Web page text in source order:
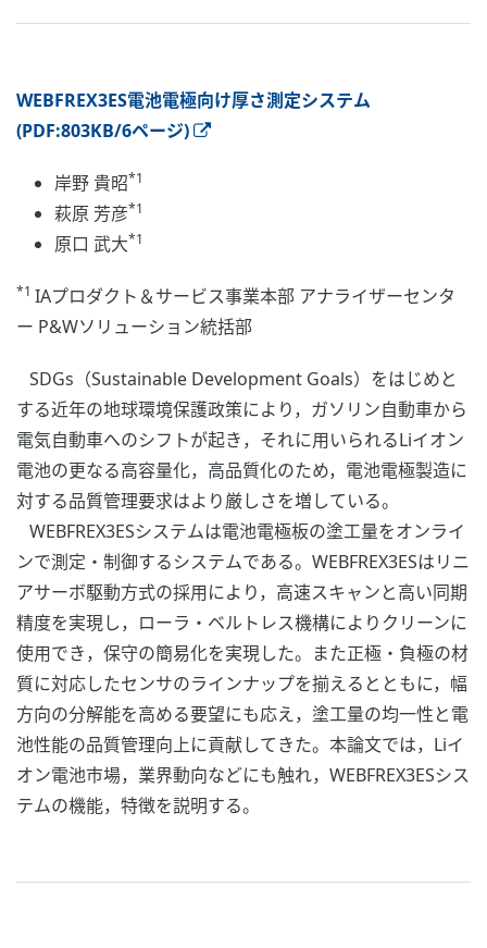
WEBFREX3ES電池電極向け厚さ測定システム
(PDF:803KB/6ページ)
岸野 貴昭*1
萩原 芳彦*1
原口 武大*1
*1 IAプロダクト＆サービス事業本部 アナライザーセンタ
ー P&Wソリューション統括部
SDGs（Sustainable Development Goals）をはじめと
する近年の地球環境保護政策により，ガソリン自動車から
電気自動車へのシフトが起き，それに用いられるLiイオン
電池の更なる高容量化，高品質化のため，電池電極製造に
対する品質管理要求はより厳しさを増している。
WEBFREX3ESシステムは電池電極板の塗工量をオンライ
ンで測定・制御するシステムである。WEBFREX3ESはリニ
アサーボ駆動方式の採用により，高速スキャンと高い同期
精度を実現し，ローラ・ベルトレス機構によりクリーンに
使用でき，保守の簡易化を実現した。また正極・負極の材
質に対応したセンサのラインナップを揃えるとともに，幅
方向の分解能を高める要望にも応え，塗工量の均一性と電
池性能の品質管理向上に貢献してきた。本論文では，Liイ
オン電池市場，業界動向などにも触れ，WEBFREX3ESシス
テムの機能，特徴を説明する。